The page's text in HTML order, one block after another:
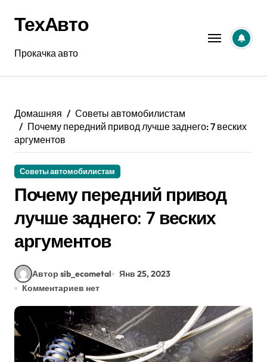
содержанию
ТехАвто
Прокачка авто
Домашняя
Советы автомобилистам
Почему передний привод лучше заднего: 7 веских
аргументов
Советы автомобилистам
Почему передний привод
лучше заднего: 7 веских
аргументов
Автор sib_ecometal
Янв 25, 2023
Комментариев нет